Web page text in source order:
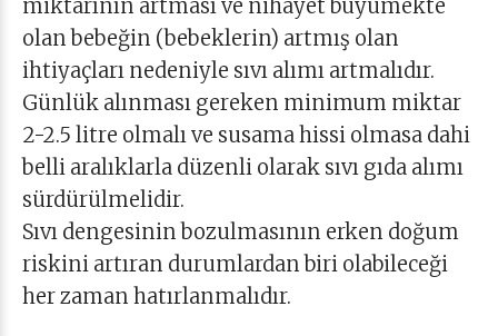
miktarının artması ve nihayet büyümekte
olan bebeğin (bebeklerin) artmış olan
ihtiyaçları nedeniyle sıvı alımı artmalıdır.
Günlük alınması gereken minimum miktar
2-2.5 litre olmalı ve susama hissi olmasa dahi
belli aralıklarla düzenli olarak sıvı gıda alımı
sürdürülmelidir.
Sıvı dengesinin bozulmasının erken doğum
riskini artıran durumlardan biri olabileceği
her zaman hatırlanmalıdır.